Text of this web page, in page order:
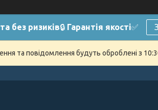
без ризиків🔒 Гарантія якості✅
та повідомлення будуть оброблені з